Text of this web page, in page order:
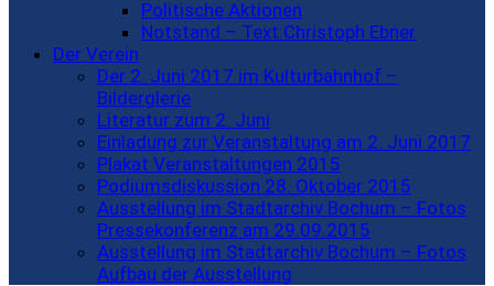
Politische Aktionen
Notstand – Text:Christoph Ebner
Der Verein
Der 2. Juni 2017 im Kulturbahnhof –
Bilderglerie
Literatur zum 2. Juni
Einladung zur Veranstaltung am 2. Juni 2017
Plakat Veranstaltungen 2015
Podiumsdiskussion 28. Oktober 2015
Ausstellung im Stadtarchiv Bochum – Fotos
Pressekonferenz am 29.09.2015
Ausstellung im Stadtarchiv Bochum – Fotos
Aufbau der Ausstellung